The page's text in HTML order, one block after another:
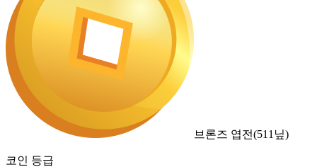
브론즈 엽전(511 닢)
코인 등급